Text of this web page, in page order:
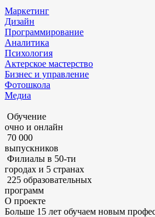
Маркетинг
Дизайн
Программирование
Аналитика
Психология
Актерское мастерство
Бизнес и управление
Фотошкола
Медиа
Обучение
очно и онлайн
70 000
выпускников
Филиалы в 50-ти
городах и 5 странах
225 образовательных
программ
О проекте
Больше 15 лет обучаем новым